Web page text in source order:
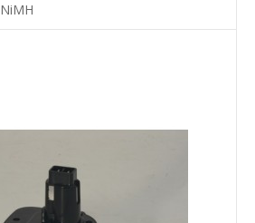
NiMH